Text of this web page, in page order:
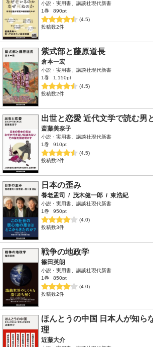
小説・実用書、講談社現代新書
1巻
890pt
(4.5)
投稿数2件
紫式部と藤原道長
倉本一宏
小説・実用書、講談社現代新書
1巻
1,150pt
(4.5)
投稿数2件
出世と恋愛 近代文学で読む男
斎藤美奈子
小説・実用書、講談社現代新書
1巻
910pt
(4.5)
投稿数2件
日本の歪み
養老孟司 / 茂木健一郎 / 東浩紀
小説・実用書、講談社現代新書
1巻
950pt
(4.0)
投稿数3件
戦争の地政学
篠田英朗
小説・実用書、講談社現代新書
1巻
850pt
(4.0)
投稿数2件
ほんとうの中国 日本人が知ら
理
近藤大介